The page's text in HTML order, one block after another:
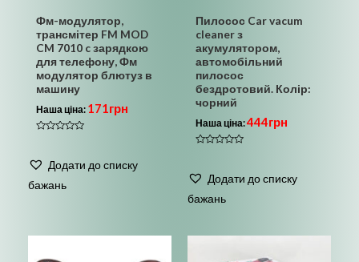
Фм-модулятор,
трансмітер FM MOD
CM 7010 c зарядкою
для телефону, Фм
модулятор блютуз в
машину
Наша ціна: 171грн
з
Додати до списку
бажань
Пилосос Car vacum
cleaner з
акумулятором,
автомобільний
пилосос
бездротовий. Колір:
чорний
Наша ціна:444грн
з
Додати до списку
бажань